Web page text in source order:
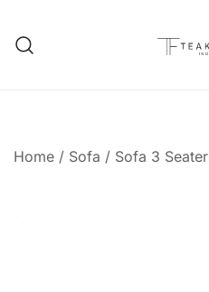
Home / Sofa / Sofa 3 Seater